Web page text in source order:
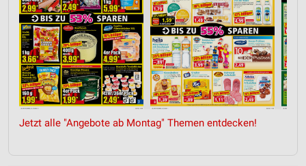
Jetzt alle "Angebote ab Montag" Themen entdecken!